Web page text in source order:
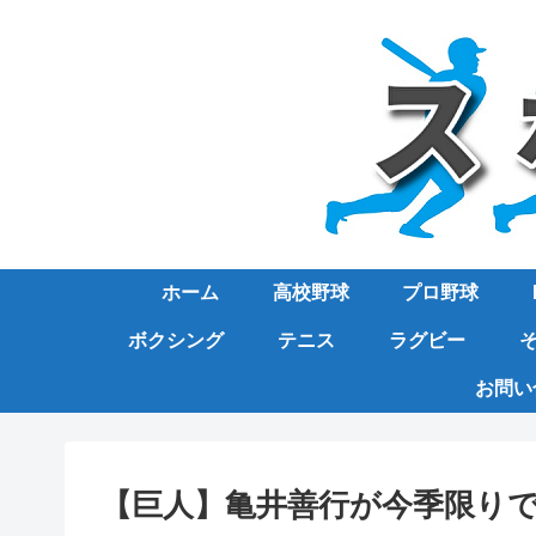
ホーム 高校野球 プロ野球
ボクシング テニス ラグビー
お問
【巨人】亀井善行が今季限